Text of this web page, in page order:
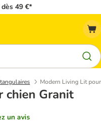
49 €*
Modern Living Lit
chien Granit
un avis